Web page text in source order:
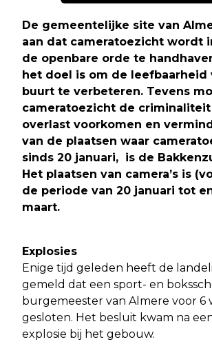
De gemeentelijke site van
aan dat cameratoezicht wordt
de openbare orde te
het doel is om de leefbaarheid
buurt te verbeteren. Tevens
cameratoezicht de
overlast voorkomen en
van de plaatsen waar
sinds 20 januari, is de
Het plaatsen van camera’s is
de periode van 20 januari tot
maart.
Explosies
Enige tijd geleden heeft de
gemeld dat een sport- en
burgemeester van Almere voor 6
gesloten. Het besluit kwam na
explosie bij het gebouw.